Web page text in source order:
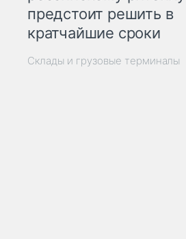
предстоит решить в
кратчайшие сроки
Склады и грузовые терминалы